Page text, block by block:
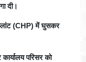
दी।
(CHP) में घुसकर
परिसर को